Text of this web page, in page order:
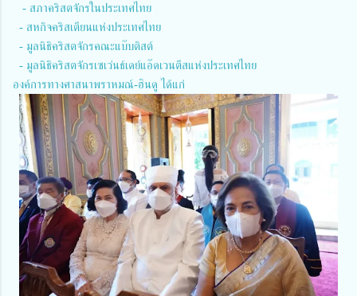
- สภาคริสตจักรในประเทศไทย
- สหกิจคริสเตียนแห่งประเทศไทย
- มูลนิธิคริสตจักรคณะแบ๊บติสต์
- มูลนิธิคริสตจักรเซเว่นธ์เดย์แอ๊ดเวนตีสแห่งประเทศไทย
องค์การทางศาสนาพราหมณ์-ฮินดู ได้แก่